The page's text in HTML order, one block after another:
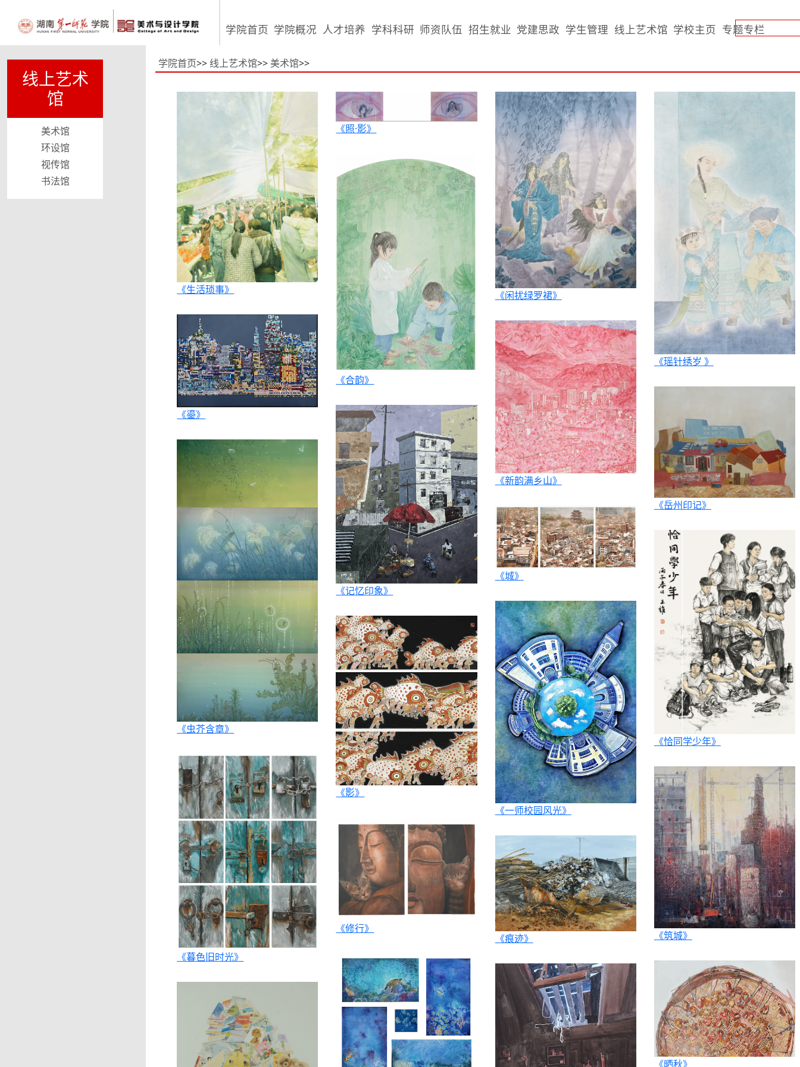
学院首页 学院概况 人才培养 学科科研 师资队伍 招生就业 党建思政 学生管理 线上艺术馆 学校主页 专题专栏
线上艺术
馆
美术馆
环设馆
视传馆
书法馆
学院首页>> 线上艺术馆>> 美术馆>>
《生活琐事》
《鎏》
《虫芥含章》
《暮色旧时光》
《照·影》
《合韵》
《记忆印象》
《影》
《修行》
《闲扰绿罗裙》
《新韵满乡山》
《城》
《一师校园风光》
《痕迹》
《瑶针绣岁 》
《岳州印记》
《恰同学少年》
《筑城》
《晒秋》